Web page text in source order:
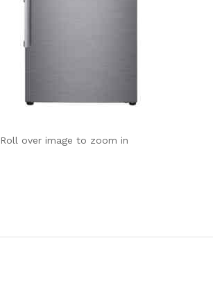
Roll over image to zoom in